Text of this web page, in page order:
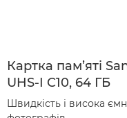
Картка пам’яті
UHS-I C10, 64 ГБ
Швидкість і висока